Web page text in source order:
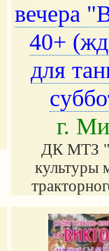
вечера
40+
для
г.
ДК МТЗ
культуры